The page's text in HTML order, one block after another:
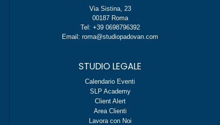
Via Sistina, 23
00187 Roma
Tel: +39 0698796392
Email: roma@studiopadovan.com
STUDIO LEGALE
Calendario Eventi
SLP Academy
Client Alert
Area Clienti
Lavora con Noi